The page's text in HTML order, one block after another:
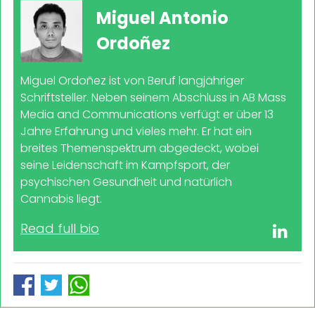
Miguel Antonio
Ordoñez
Miguel Ordoñez ist von Beruf langjähriger
Schriftsteller. Neben seinem Abschluss in AB Mass
Media and Communications verfügt er über 13
Jahre Erfahrung und vieles mehr. Er hat ein
breites Themenspektrum abgedeckt, wobei
seine Leidenschaft im Kampfsport, der
psychischen Gesundheit und natürlich
Cannabis liegt.
Read full bio